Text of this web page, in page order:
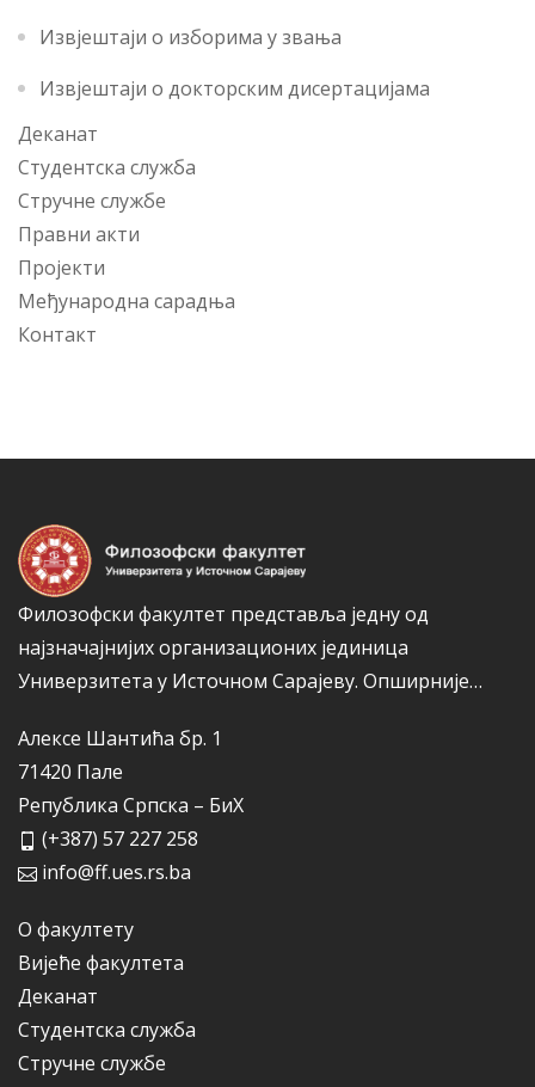
Извјештаји о изборима у звања
Извјештаји о докторским дисертацијама
Деканат
Студентска служба
Стручне службе
Правни акти
Пројекти
Међународна сарадња
Контакт
Филозофски факултет представља једну од
најзначајнијих организационих јединица
Универзитета у Источном Сарајеву. Опширније…
Алексе Шантића бр. 1
71420 Пале
Република Српска – БиХ
(+387) 57 227 258
info@ff.ues.rs.ba
О факултету
Вијеће факултета
Деканат
Студентска служба
Стручне службе